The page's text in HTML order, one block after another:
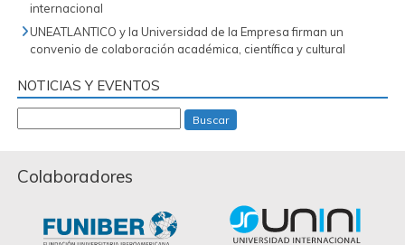
internacional
UNEATLANTICO y la Universidad de la Empresa firman un
convenio de colaboración académica, científica y cultural
NOTICIAS Y EVENTOS
Buscar
Colaboradores